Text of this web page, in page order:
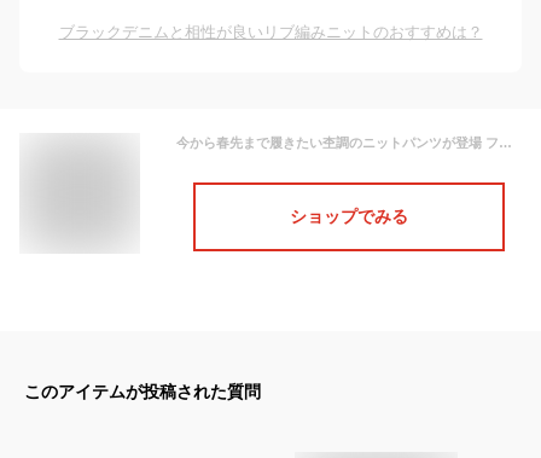
ブラックデニムと相性が良いリブ編みニットのおすすめは？
今から春先まで履きたい杢調のニットパンツが登場 フリーサイズ リブ編みニットイージーパンツ レディース/ニットパンツ リラックス ゆったり ウエストゴム 春色 春カラー 春先取り
ショップでみる
このアイテムが投稿された質問